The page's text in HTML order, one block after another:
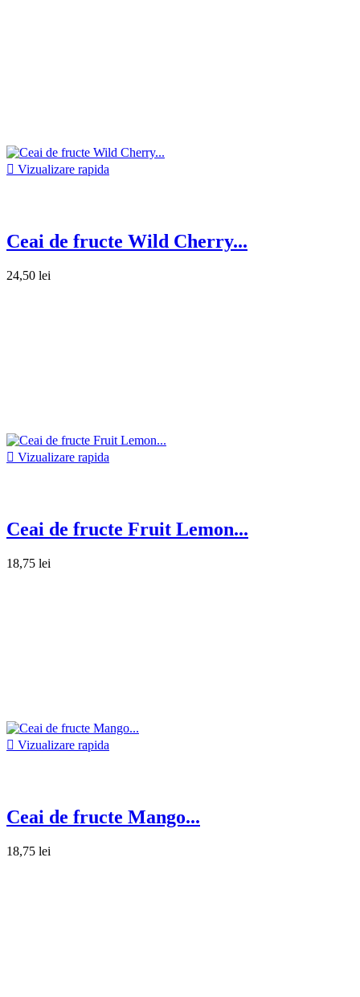
 Vizualizare rapida
Ceai de fructe Wild Cherry...
24,50 lei
 Vizualizare rapida
Ceai de fructe Fruit Lemon...
18,75 lei
 Vizualizare rapida
Ceai de fructe Mango...
18,75 lei